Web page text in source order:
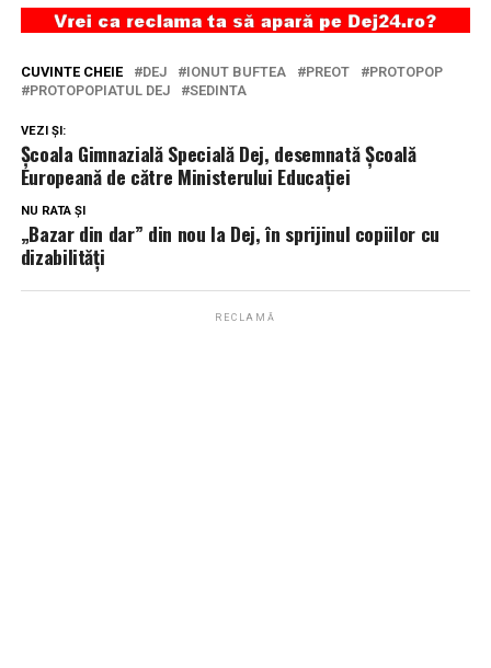
CUVINTE CHEIE DEJ IONUT BUFTEA PREOT
PROTOPOP
PROTOPOPIATUL DEJ
SEDINTA
VEZI ȘI:
Școala Gimnazială Specială Dej, desemnată Școală
Europeană de către Ministerului Educației
NU RATA ȘI
„Bazar din dar” din nou la Dej, în sprijinul copiilor cu
dizabilități
RECLAMĂ